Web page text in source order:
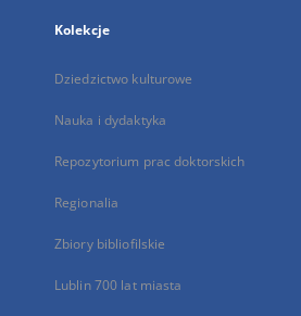
Kolekcje
Dziedzictwo kulturowe
Nauka i dydaktyka
Repozytorium prac doktorskich
Regionalia
Zbiory bibliofilskie
Lublin 700 lat miasta